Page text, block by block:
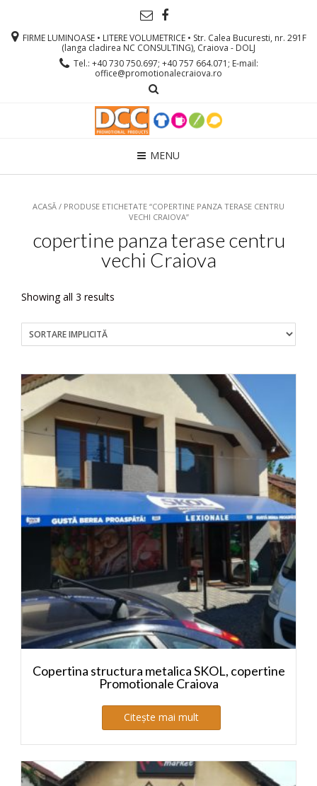
FIRME LUMINOASE • LITERE VOLUMETRICE • Str. Calea Bucuresti, nr. 291F
(langa cladirea NC CONSULTING), Craiova - DOLJ
Tel.: +40 730 750.697; +40 757 664.071; E-mail:
office@promotionalecraiova.ro
MENU
ACASĂ / PRODUSE ETICHETATE “COPERTINE PANZA TERASE CENTRU
VECHI CRAIOVA”
copertine panza terase centru
vechi Craiova
Showing all 3 results
Copertina structura metalica SKOL, copertine
Promotionale Craiova
Citește mai mult